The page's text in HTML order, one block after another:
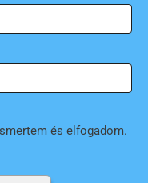
és elfogadom.